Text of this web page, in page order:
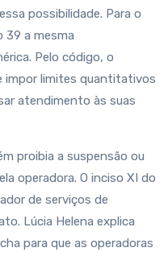
possibilidade. Para o
39 a mesma
Pelo código, o
impor limites quantitativos
atendimento às suas
proibia a suspensão ou
operadora. O inciso XI do
de serviços de
Lúcia Helena explica
para que as operadoras